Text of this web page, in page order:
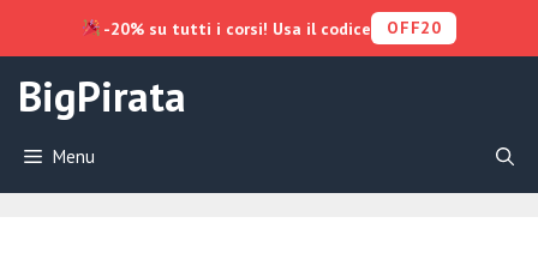
contenuto
BigPirata
Menu
-20% su tutti i corsi! Usa il codice OFF20